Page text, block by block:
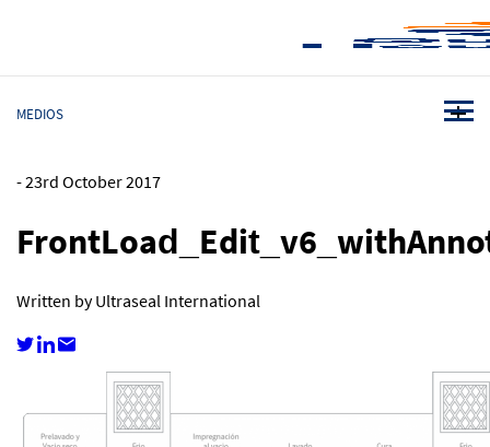
MEDIOS
-23rd October 2017
Written by Ultraseal International